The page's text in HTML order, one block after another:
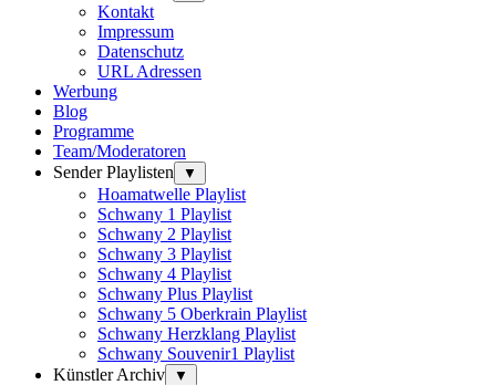
Kontakt
Impressum
Datenschutz
URL Adressen
Werbung
Blog
Programme
Team/Moderatoren
Sender Playlisten
▼
Hoamatwelle Playlist
Schwany 1 Playlist
Schwany 2 Playlist
Schwany 3 Playlist
Schwany 4 Playlist
Schwany Plus Playlist
Schwany 5 Oberkrain Playlist
Schwany Herzklang Playlist
Schwany Souvenir1 Playlist
Künstler Archiv
▼